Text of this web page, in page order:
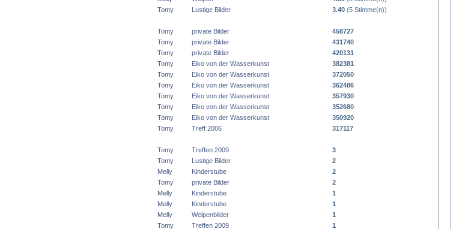
Tomy Lustige Bilder 3.40 (5 Stimme(n))
Tomy private Bilder
458727
Tomy private Bilder
431740
Tomy private Bilder
420131
Tomy Eiko von der Wasserkunst
382381
Tomy Eiko von der Wasserkunst
372050
Tomy Eiko von der Wasserkunst
362486
Tomy Eiko von der Wasserkunst
357930
Tomy Eiko von der Wasserkunst
352680
Tomy Eiko von der Wasserkunst
350920
Tomy Treff 2006
317117
Tomy Treffen 2009
3
Tomy Lustige Bilder
2
Melly Kinderstube
2
Tomy private Bilder
2
Melly Kinderstube
1
Melly Kinderstube
1
Melly Welpenbilder
1
Tomy Treffen 2009
1